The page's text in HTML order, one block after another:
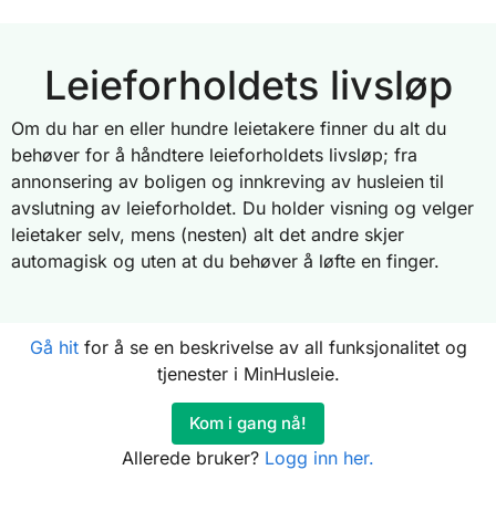
Leieforholdets livsløp
Om du har en eller hundre leietakere finner du alt du
behøver for å håndtere leieforholdets livsløp; fra
annonsering av boligen og innkreving av husleien til
avslutning av leieforholdet. Du holder visning og velger
leietaker selv, mens (nesten) alt det andre skjer
automagisk og uten at du behøver å løfte en finger.
Gå hitfor å se en beskrivelse av all funksjonalitet og
tjenester i MinHusleie.
Kom i gang nå!
Allerede bruker? Logg inn her.